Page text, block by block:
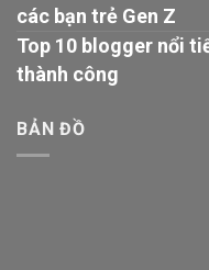
các bạn trẻ Gen Z
Top 10 blogger nổi
thành công
BẢN ĐỒ